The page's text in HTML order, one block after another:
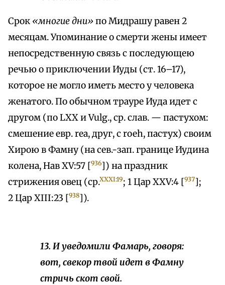
Срок «многие дни» по Мидрашу равен 2
месяцам. Упоминание о смерти жены имеет
непосредственную связь с последующею
речью о приключении Иуды (ст. 16–17),
которое не могло иметь место у человека
женатого. По обычном трауре Иуда идет с
другом (по LXX и Vulg., ср. слав. — пастухом:
смешение евр. rеа, друг, с roeh, пастух) своим
Хирою в Фамну (на сев.-зап. границе Иудина
колена, Нав XV:57 [936]) на праздник
стрижения овец (ср.XXXI:19; 1 Цар XXV:4 [937];
2 Цар XIII:23 [938]).
13. И уведомили Фамарь, говоря:
вот, свекор твой идет в Фамну
стричь скот свой.